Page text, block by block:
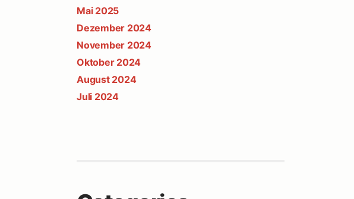
Mai 2025
Dezember 2024
November 2024
Oktober 2024
August 2024
Juli 2024